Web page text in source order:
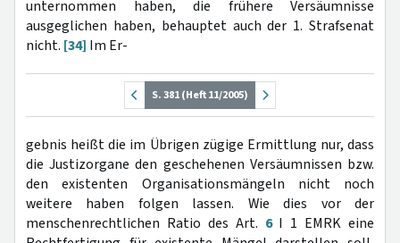
unternommen haben, die frühere Versäumnisse
ausgeglichen haben, behauptet auch der 1. Strafsenat
nicht. [34] Im Er-
S. 381 (Heft 11/2005)
gebnis heißt die im Übrigen zügige Ermittlung nur, dass
die Justizorgane den geschehenen Versäumnissen bzw.
den existenten Organisationsmängeln nicht noch
weitere haben folgen lassen. Wie dies vor der
menschenrechtlichen Ratio des Art. 6I 1 EMRK eine